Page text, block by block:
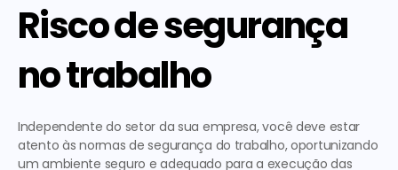
Risco de segurança
no trabalho
Independente do setor da sua empresa, você deve estar
atento às normas de segurança do trabalho, oportunizando
um ambiente seguro e adequado para a execução das